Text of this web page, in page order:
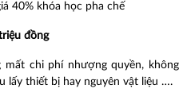
40% khóa học pha chế
đồng
mất chi phí nhượng quyền, không
lấy thiết bị hay nguyên vật liệu ….